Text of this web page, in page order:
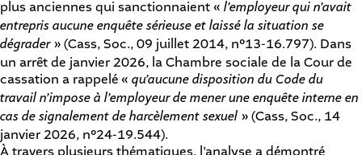
plus anciennes qui sanctionnaient « l’employeur qui n’avait
entrepris aucune enquête sérieuse et laissé la situation se
dégrader» (Cass, Soc., 09 juillet 2014, n°13-16.797). Dans
un arrêt de janvier 2026, la Chambre sociale de la Cour de
cassation a rappelé « qu’aucune disposition du Code du
travail n’impose à l’employeur de mener une enquête interne en
cas de signalement de harcèlement sexuel » (Cass, Soc., 14
janvier 2026, n°24-19.544).
À travers plusieurs thématiques, l’analyse a démontré